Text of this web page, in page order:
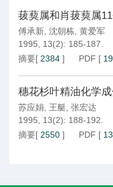
菝葜属和肖菝葜属
傅承新 沈朝栋 黄爱军
1995, 13(2): 185-187.
摘要[ 2384 ] PDF [
穗花杉叶精油化学
苏应娟 王艇 张宏达
1995, 13(2): 188-192.
摘要[ 2550 ] PDF [